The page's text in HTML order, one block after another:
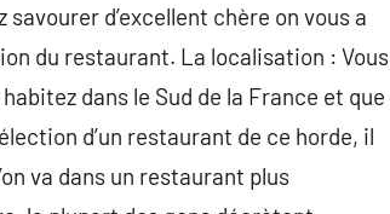
d’excellent chère on vous a
du restaurant. La localisation : Vous
dans le Sud de la France et que
d’un restaurant de ce horde, il
va dans un restaurant plus